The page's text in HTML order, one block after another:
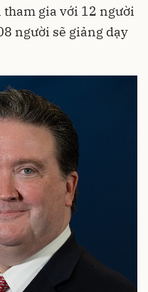
gia với 12 người
người sẽ giảng dạy